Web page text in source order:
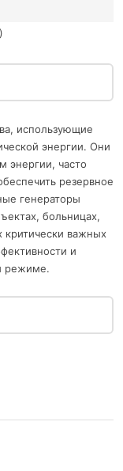
использующие
энергии. Они
энергии, часто
резервное
генераторы
больницах,
критически важных
и
режиме.